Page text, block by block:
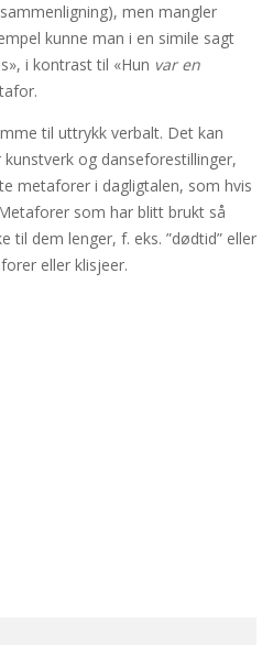
men mangler
kunne man i en simile sagt
i kontrast til «Hun var en
til uttrykk verbalt. Det kan
og danseforestillinger,
metaforer i dagligtalen, som hvis
som har blitt brukt så
til dem lenger, f. eks. ”dødtid” eller
eller klisjeer.